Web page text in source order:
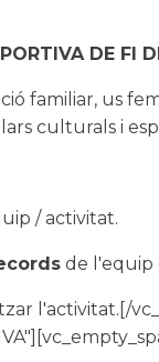
DE FI
familiar, us
culturals i
/ activitat.
de l'equip
l'activitat.[/